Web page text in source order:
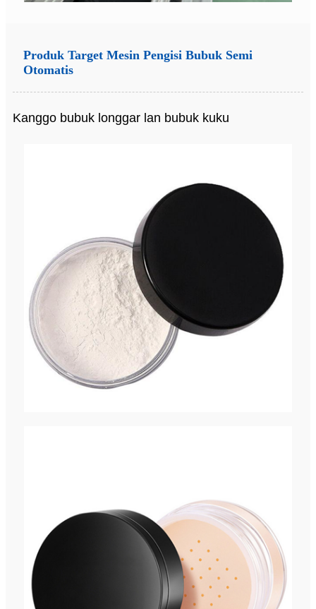
Produk Target Mesin Pengisi Bubuk Semi
Otomatis
Kanggo bubuk longgar lan bubuk kuku